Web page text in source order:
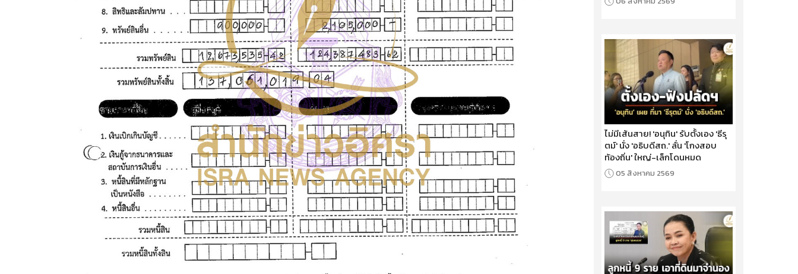
ไม่มีเส้นสาย! 'อนุทิน' รับตั้งเอง 'ธีรุ
ตม์' นั่ง 'อธิบดีสถ.' ลั่น 'โกงสอบ
ท้องถิ่น' ใหญ่-เล็กโดนหมด
05 สิงหาคม 2569